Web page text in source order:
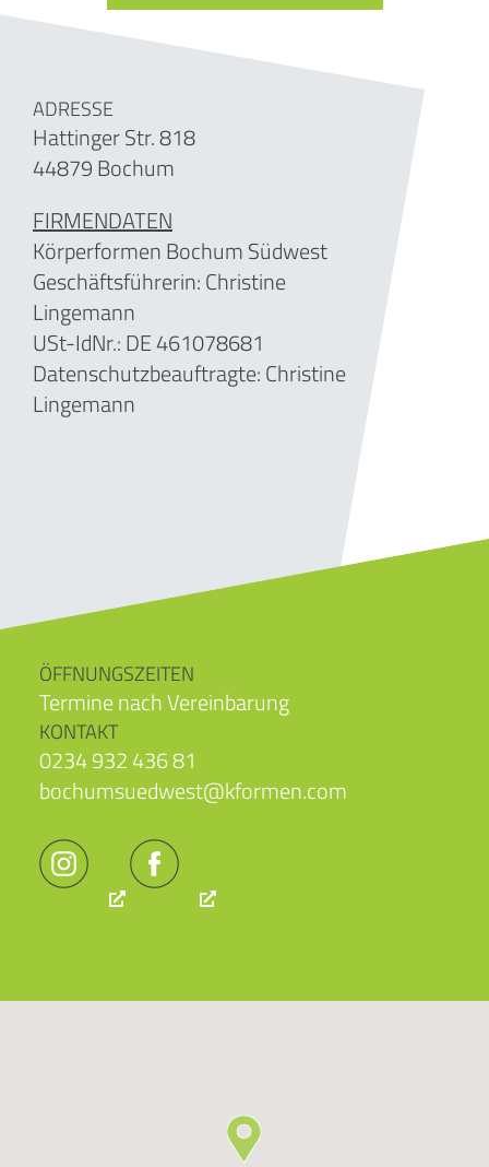
ADRESSE
Hattinger Str. 818
44879 Bochum
FIRMENDATEN
Körperformen Bochum Südwest
Geschäftsführerin:Christine
Lingemann
USt-IdNr.: DE 461078681
Datenschutzbeauftragte: Christine
Lingemann
ÖFFNUNGSZEITEN
Termine nach Vereinbarung
KONTAKT
0234 932 436 81
bochumsuedwest@kformen.com